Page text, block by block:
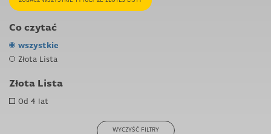
Co czytać
wszystkie
Złota Lista
Złota Lista
Od 4 lat
WYCZYŚĆ FILTRY